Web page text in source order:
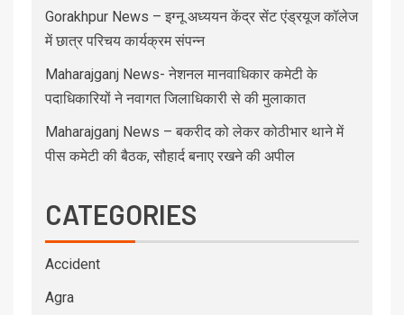
Gorakhpur News – इग्नू अध्ययन केंद्र सेंट एंड्रयूज कॉलेज
में छात्र परिचय कार्यक्रम संपन्न
Maharajganj News- नेशनल मानवाधिकार कमेटी के
पदाधिकारियों ने नवागत जिलाधिकारी से की मुलाकात
Maharajganj News – बकरीद को लेकर कोठीभार थाने में
पीस कमेटी की बैठक, सौहार्द बनाए रखने की अपील
CATEGORIES
Accident
Agra